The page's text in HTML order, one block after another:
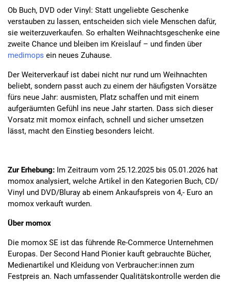
Ob Buch, DVD oder Vinyl: Statt ungeliebte Geschenke
verstauben zu lassen, entscheiden sich viele Menschen dafür,
sie weiterzuverkaufen. So erhalten Weihnachtsgeschenke eine
zweite Chance und bleiben im Kreislauf – und finden über
medimops ein neues Zuhause.
Der Weiterverkauf ist dabei nicht nur rund um Weihnachten
beliebt, sondern passt auch zu einem der häufigsten Vorsätze
fürs neue Jahr: ausmisten, Platz schaffen und mit einem
aufgeräumten Gefühl ins neue Jahr starten. Dass sich dieser
Vorsatz mit momox einfach, schnell und sicher umsetzen
lässt, macht den Einstieg besonders leicht.
Zur Erhebung: Im Zeitraum vom 25.12.2025 bis 05.01.2026 hat
momox analysiert, welche Artikel in den Kategorien Buch, CD/
Vinyl und DVD/Bluray ab einem Ankaufspreis von 4,- Euro an
momox verkauft wurden.
Über momox
Die momox SE ist das führende Re-Commerce Unternehmen
Europas. Der Second Hand Pionier kauft gebrauchte Bücher,
Medienartikel und Kleidung von Verbraucher:innen zum
Festpreis an. Nach umfassender Qualitätskontrolle werden die